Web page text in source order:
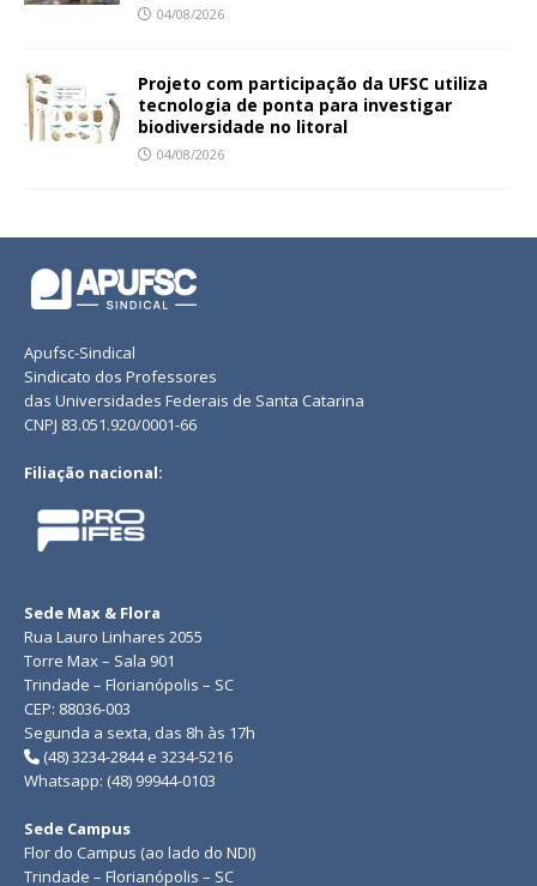
04/08/2026
Projeto com participação da UFSC utiliza
tecnologia de ponta para investigar
biodiversidade no litoral
04/08/2026
Apufsc-Sindical
Sindicato dos Professores
das Universidades Federais de Santa Catarina
CNPJ 83.051.920/0001-66
Filiação nacional:
Sede Max & Flora
Rua Lauro Linhares 2055
Torre Max – Sala 901
Trindade – Florianópolis – SC
CEP: 88036-003
Segunda a sexta, das 8h às 17h
(48) 3234-2844 e 3234-5216
Whatsapp: (48) 99944-0103
Sede Campus
Flor do Campus (ao lado do NDI)
Trindade – Florianópolis – SC